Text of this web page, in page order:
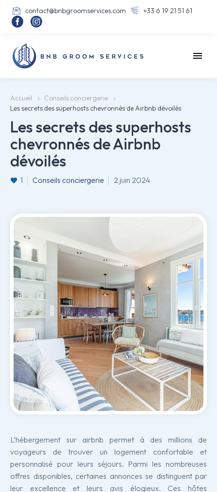

 contact@bnbgroomservices.com 
 +33 6 19 21 51 61
Accueil
Conseils conciergerie
Les secrets des superhosts chevronnés de Airbnb dévoilés
Les secrets des superhosts
chevronnés de Airbnb
dévoilés
1 Conseils conciergerie 2 juin 2024
L’hébergement sur airbnb permet à des millions de
voyageurs de trouver un logement confortable et
personnalisé pour leurs séjours. Parmi les nombreuses
offres disponibles, certaines annonces se distinguent par
leur excellence et leurs avis élogieux. Ces hôtes